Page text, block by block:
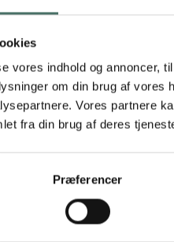
vores indhold og annoncer,
om din brug af vores
Vores partnere
fra din brug af deres
Præferencer
Kennet ville
grundvand
skruepæle blev